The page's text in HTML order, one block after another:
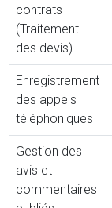
contrats
(Traitement
des devis)
Enregistrement
des appels
téléphoniques
Gestion des
avis et
commentaires